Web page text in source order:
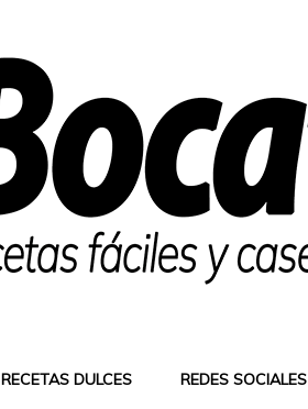
RECETAS DULCES REDES SOCIALES